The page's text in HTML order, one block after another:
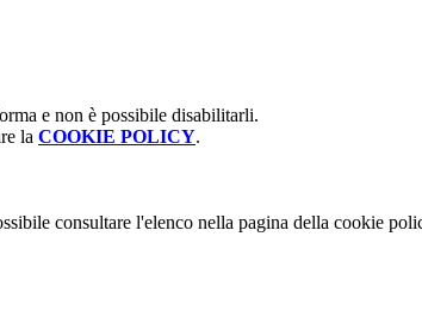
e non è possibile disabilitarli.
la COOKIE POLICY.
consultare l'elenco nella pagina della cookie